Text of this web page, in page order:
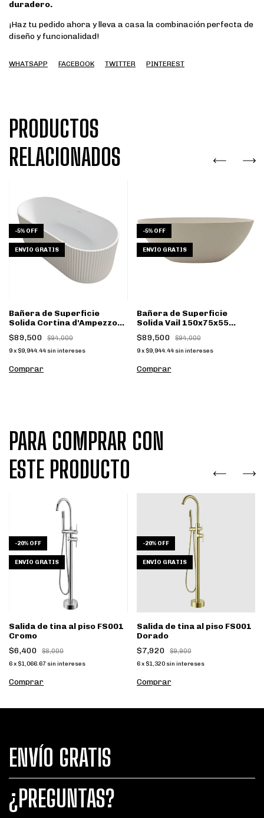
duradero.
¡Haz tu pedido ahora y lleva a casa la combinación perfecta de
diseño y funcionalidad!
WHATSAPP FACEBOOK TWITTER PINTEREST
PRODUCTOS
RELACIONADOS
-5% OFF
ENVÍO GRATIS
Bañera de Superficie
Solida Cortina d'Ampezzo
165x79x55 White Design
$89,500 $94,000
9x $9,944.44 sin intereses
Comprar
-5% OFF
ENVÍO GRATIS
Bañera de Superficie
Solida Vail 150x75x55
Neutral Concrete
$89,500 $94,000
9 x $9,944.44 sin intereses
Comprar
PARA COMPRAR CON
ESTE PRODUCTO
-20% OFF
ENVÍO GRATIS
Salida de tina al piso FS001
Cromo
$6,400
$8,000
6x $1,066.67 sin intereses
-20% OFF
ENVÍO GRATIS
Salida de tina al piso FS001
Dorado
$7,920
$9,900
6 x $1,320 sin intereses
ENVÍO GRATIS
¿PREGUNTAS?